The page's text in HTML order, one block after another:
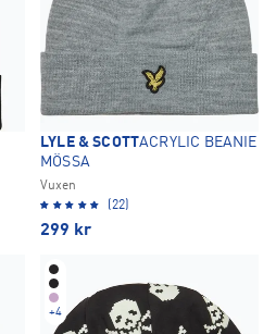
LYLE & SCOTTACRYLIC BEANIE
MÖSSA
Vuxen
(22)
299 kr
+4